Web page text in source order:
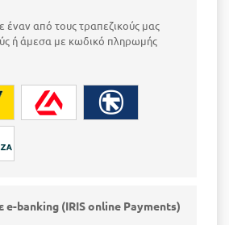
έναν από τους τραπεζικούς μας
ή άμεσα με κωδικό πληρωμής
e-banking (IRIS online Payments)